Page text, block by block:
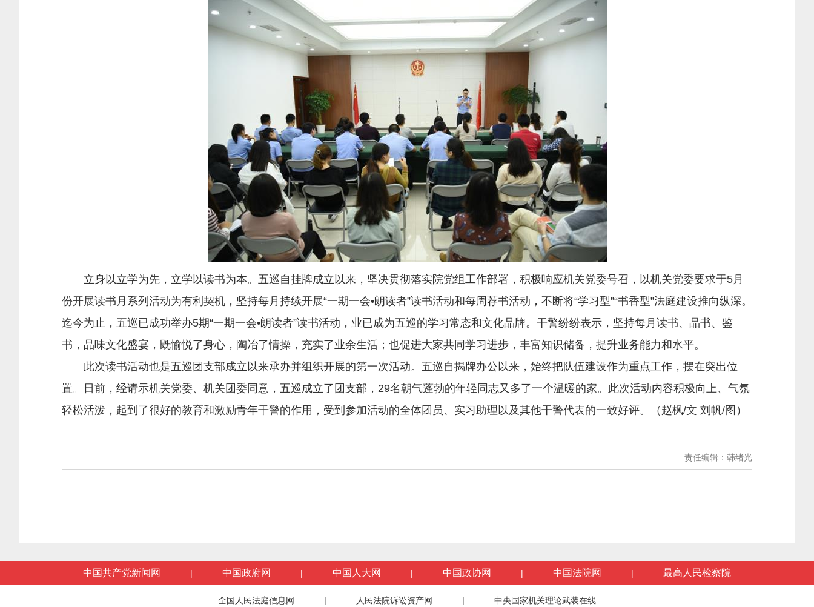
立身以立学为先，立学以读书为本。五巡自挂牌成立以来，坚决贯彻落实院党组工作部署，积极响应机关党委号召，以机关党委要求于5月
份开展读书月系列活动为有利契机，坚持每月持续开展“一期一会•朗读者”读书活动和每周荐书活动，不断将“学习型”“书香型”法庭建设推向纵深。
迄今为止，五巡已成功举办5期“一期一会•朗读者”读书活动，业已成为五巡的学习常态和文化品牌。干警纷纷表示，坚持每月读书、品书、鉴
书，品味文化盛宴，既愉悦了身心，陶冶了情操，充实了业余生活；也促进大家共同学习进步，丰富知识储备，提升业务能力和水平。
此次读书活动也是五巡团支部成立以来承办并组织开展的第一次活动。五巡自揭牌办公以来，始终把队伍建设作为重点工作，摆在突出位
置。日前，经请示机关党委、机关团委同意，五巡成立了团支部，29名朝气蓬勃的年轻同志又多了一个温暖的家。此次活动内容积极向上、气氛
轻松活泼，起到了很好的教育和激励青年干警的作用，受到参加活动的全体团员、实习助理以及其他干警代表的一致好评。（赵枫/文 刘帆/图 ）
责任编辑：韩绪光
中国共产党新闻网 | 中国政府网 | 中国人大网 | 中国政协网 | 中国法院网 | 最高人民检察院
全国人民法庭信息网 | 人民法院诉讼资产网 | 中央国家机关理论武装在线